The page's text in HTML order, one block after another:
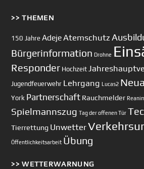
>> THEMEN
150 Jahre AdejeAtemschutz
Bürgerinformation Drohne
Responder Hochzeit
Jugendfeuerwehr Lehrgang Lucas2
York Partnerschaft Rauchmelder
Spielmannszug Tag der offenen Tür
Tierrettung Unwetter
Öffentlichkeitsarbeit Übung
>> WETTERWARNUNG